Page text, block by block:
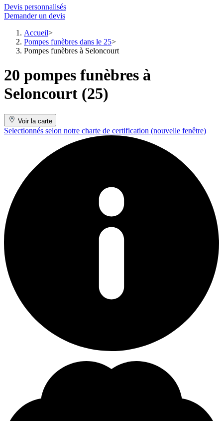
Devis personnalisés
Demander un devis
Accueil
Pompes funèbres dans le 25
Pompes funèbres à Seloncourt
20 pompes funèbres à
Seloncourt (25)
Voir la carte
Selectionnés selon notre charte de certification (nouvelle fenêtre)